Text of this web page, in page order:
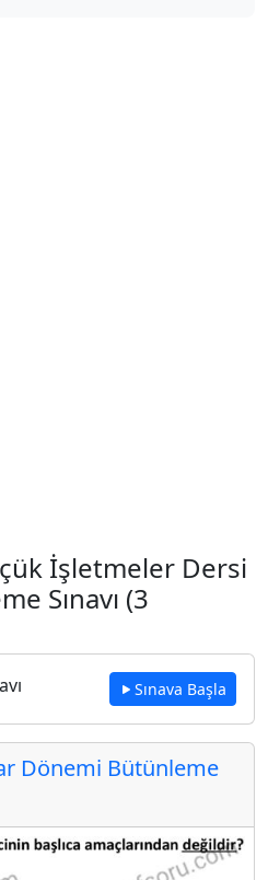
İşletmeler Dersi
Sınavı (3
Sınava Başla
Dönemi Bütünleme